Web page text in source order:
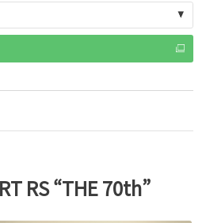
RS “THE 70th”